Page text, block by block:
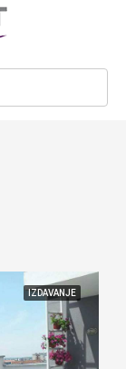
IZDAVANJE